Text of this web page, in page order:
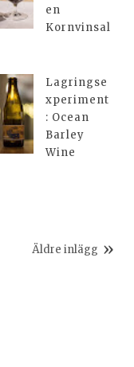
en
Kornvinsal
Lagringse
xperiment
: Ocean
Barley
Wine
Äldre inlägg